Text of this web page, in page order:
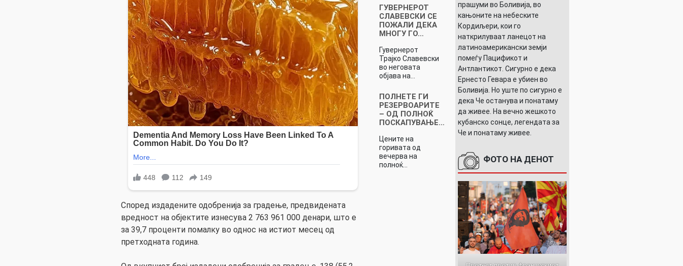
Според издадените одобренија за градење, предвидената
вредност на објектите изнесува 2 763 961 000 денари, што е
за 39,7 проценти помалку во однос на истиот месец од
претходната година.
ГУВЕРНЕРОТ
СЛАВЕВСКИ СЕ
ПОЖАЛИ ДЕКА
МНОГУ ГО…
Гувернерот
Трајко Славевски
во неговата
објава на…
ПОЛНЕТЕ ГИ
РЕЗЕРВОАРИТЕ
– ОД ПОЛНОЌ
ПОСКАПУВАЊЕ…
Цените на
горивата од
вечерва на
полноќ…
прашуми во Боливија, во
кањоните на небеските
Кордиљери, кои го
наткрилуваат ланецот на
латиноамерикански земји
помеѓу Пацификот и
Антлантикот. Сигурно е дека
Ернесто Гевара е убиен во
Боливија. Но уште по сигурно е
дека Че останува и понатаму
да живее. На вечно жешкото
кубанско сонце, легендата за
Че и понатаму живее.
ФОТО НА ДЕНОТ